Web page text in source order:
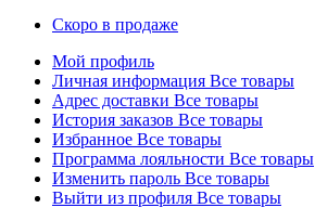
Скоро в продаже
Мой профиль
Личная информация Все товары
Адрес доставки Все товары
История заказов Все товары
Избранное Все товары
Программа лояльности Все товары
Изменить пароль Все товары
Выйти из профиля Все товары